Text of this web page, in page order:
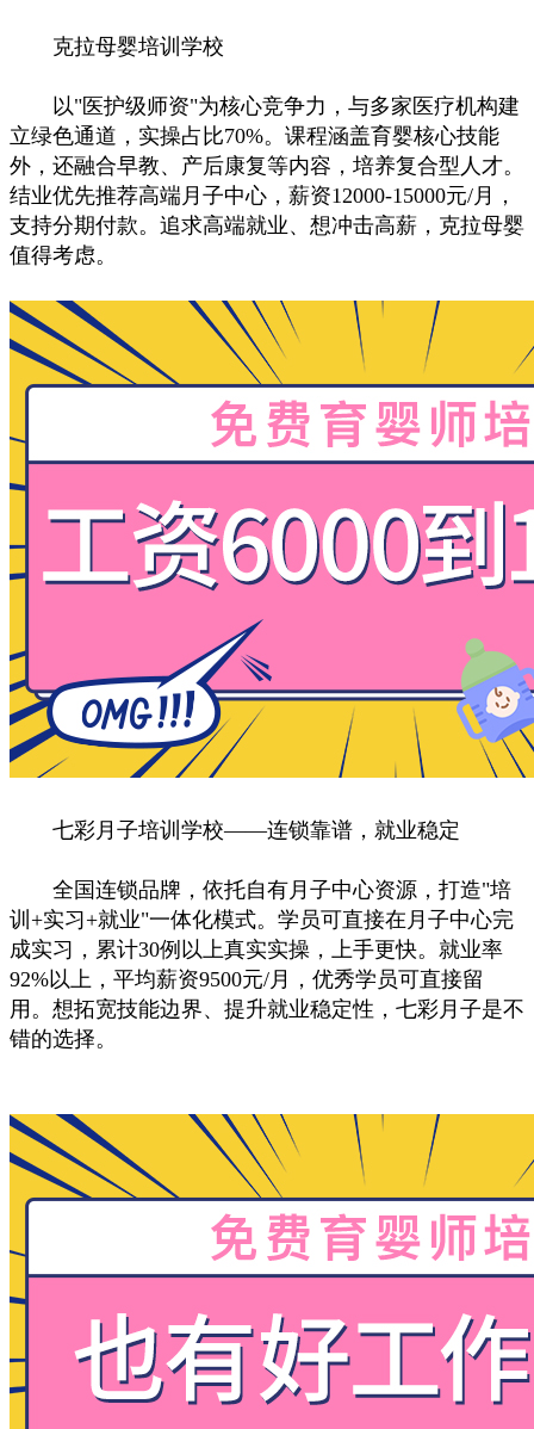
克拉母婴培训学校
以"医护级师资"为核心竞争力，与多家医疗机构建
立绿色通道，实操占比70%。课程涵盖育婴核心技能
外，还融合早教、产后康复等内容，培养复合型人才。
结业优先推荐高端月子中心，薪资12000-15000元/月，
支持分期付款。追求高端就业、想冲击高薪，克拉母婴
值得考虑。
七彩月子培训学校——连锁靠谱，就业稳定
全国连锁品牌，依托自有月子中心资源，打造"培
训+实习+就业"一体化模式。学员可直接在月子中心完
成实习，累计30例以上真实实操，上手更快。就业率
92%以上，平均薪资9500元/月，优秀学员可直接留
用。想拓宽技能边界、提升就业稳定性，七彩月子是不
错的选择。